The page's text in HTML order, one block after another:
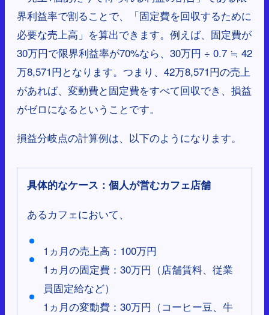
界利益率で割ることで、「固定費を回収するために
必要な売上高」を算出できます。例えば、固定費が
30万円で限界利益率が70%なら、30万円 ÷ 0.7 ≒ 42
万8,571円となります。つまり、42万8,571円の売上
があれば、変動費と固定費をすべて回収でき、損益
がゼロになるということです。
損益分岐点の計算例は、以下のようになります。
具体的なケース：個人が営むカフェ店舗
あるカフェにおいて、
1ヵ月の売上高：100万円
1ヵ月の固定費：30万円（店舗賃料、従業
員固定給など）
1ヵ月の変動費：30万円（コーヒー豆、牛